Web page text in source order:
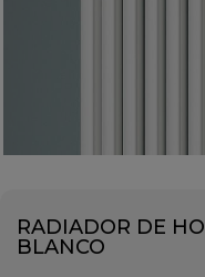
RADIADOR DE
BLANCO